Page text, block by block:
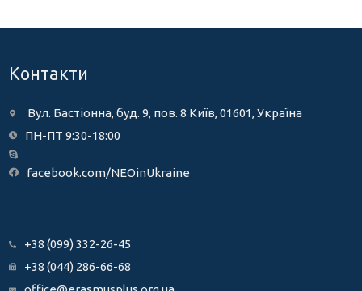
Контакти
Вул. Бастіонна, буд. 9, пов. 8 Київ, 01601, Україна
ПН-ПТ 9:30-18:00
facebook.com/NEOinUkraine
+38 (099) 332-26-45
+38 (044) 286-66-68